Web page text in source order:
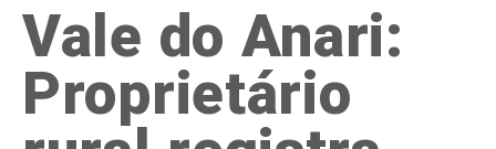
Vale do Anari:
Proprietário